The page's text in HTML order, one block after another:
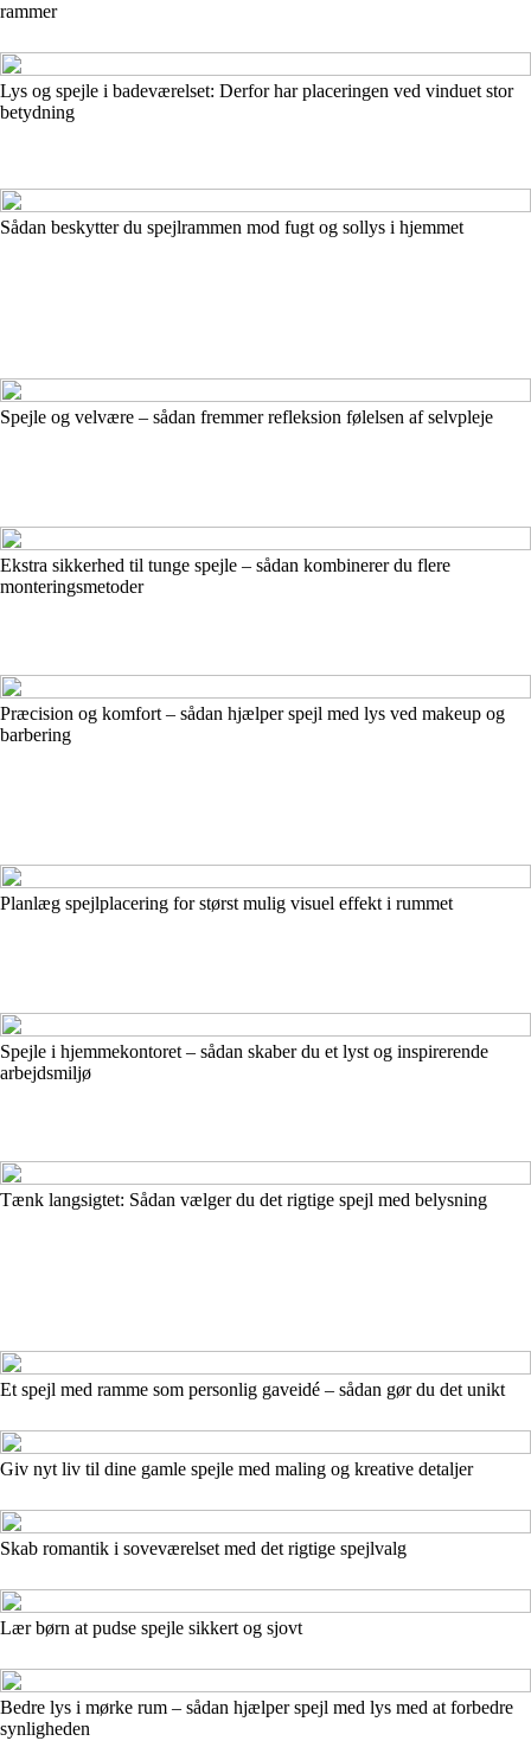
rammer
Lys og spejle i badeværelset: Derfor har placeringen ved vinduet stor
betydning
Sådan beskytter du spejlrammen mod fugt og sollys i hjemmet
Spejle og velvære – sådan fremmer refleksion følelsen af selvpleje
Ekstra sikkerhed til tunge spejle – sådan kombinerer du flere
monteringsmetoder
Præcision og komfort – sådan hjælper spejl med lys ved makeup og
barbering
Planlæg spejlplacering for størst mulig visuel effekt i rummet
Spejle i hjemmekontoret – sådan skaber du et lyst og inspirerende
arbejdsmiljø
Tænk langsigtet: Sådan vælger du det rigtige spejl med belysning
Et spejl med ramme som personlig gaveidé – sådan gør du det unikt
Giv nyt liv til dine gamle spejle med maling og kreative detaljer
Skab romantik i soveværelset med det rigtige spejlvalg
Lær børn at pudse spejle sikkert og sjovt
Bedre lys i mørke rum – sådan hjælper spejl med lys med at forbedre
synligheden